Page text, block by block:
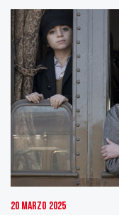
20 Marzo 2025